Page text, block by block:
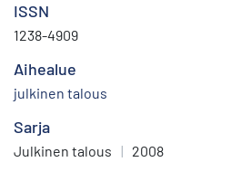
ISSN
1238-4909
Aihealue
julkinen talous
Sarja
Julkinen talous | 2008